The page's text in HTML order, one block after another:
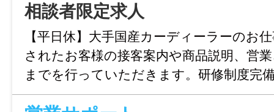
休日・休暇
完全週休2日制（土・日）、祝日、ＧＷ、
始 ※6ヶ月経過後の年次有給休暇日数：10
諸手当
相談者限定求人
【平日休】大手国産カーディーラーのお
されたお客様の接客案内や商品説明、営
までを行っていただきます。研修制度完
も安心！未経験からはじめた30-40代女性